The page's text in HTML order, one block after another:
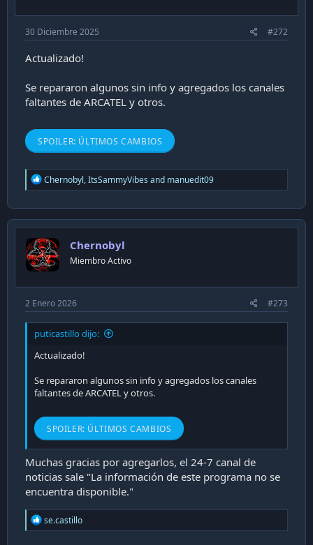
30 Diciembre 2025 #272
Actualizado!
Se repararon algunos sin info y agregados los canales
faltantes de ARCATEL y otros.
SPOILER: ÚLTIMOS CAMBIOS
R
e
c
t
o
n
s
Chernobyl,ItsSammyVibes and manuedit09
Chernobyl
Miembro Activo
2 Enero 2026 #273
puticastillo dijo:
Actualizado!
Se repararon algunos sin info y agregados los canales
faltantes de ARCATEL y otros.
SPOILER: ÚLTIMOS CAMBIOS
Muchas gracias por agregarlos, el 24-7 canal de
noticias sale "La información de este programa no se
encuentra disponible."
R
e
se.castillo